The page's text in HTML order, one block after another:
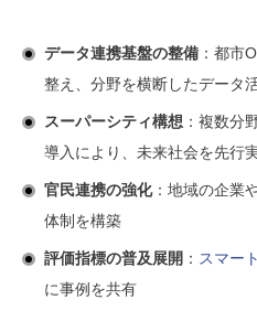
データ連携基盤の整備 ：都市
整え、分野を横断したデータ
スーパーシティ構想 ：複数分
導入により、未来社会を先行
官民連携の強化：地域の企業
体制を構築
評価指標の普及展開 ： スマー
に事例を共有